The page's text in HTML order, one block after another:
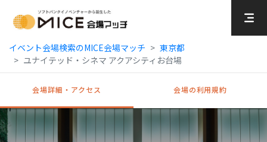
イベント会場検索のMICE会場マッチ
東京都
ユナイテッド・シネマ アクアシティお台場
会場詳細・アクセス 会場の利用規約